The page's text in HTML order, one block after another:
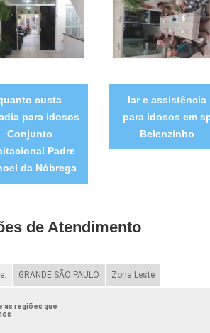
custa
para idosos
Conjunto
Padre
da Nóbrega
lar e assistência
para idosos em
Belenzinho
de Atendimento
GRANDE SÃO PAULO Zona Leste
as regiões que